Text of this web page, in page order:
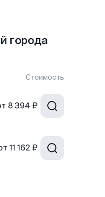
города
Стоимость
8 394 ₽
11 162 ₽